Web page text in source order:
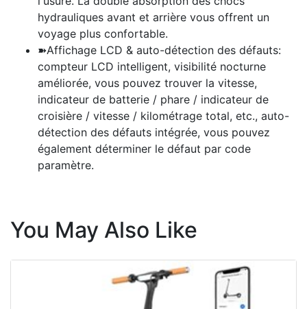
hydrauliques avant et arrière vous offrent un
voyage plus confortable.
➽Affichage LCD & auto-détection des défauts:
compteur LCD intelligent, visibilité nocturne
améliorée, vous pouvez trouver la vitesse,
indicateur de batterie / phare / indicateur de
croisière / vitesse / kilométrage total, etc., auto-
détection des défauts intégrée, vous pouvez
également déterminer le défaut par code
paramètre.
You May Also Like